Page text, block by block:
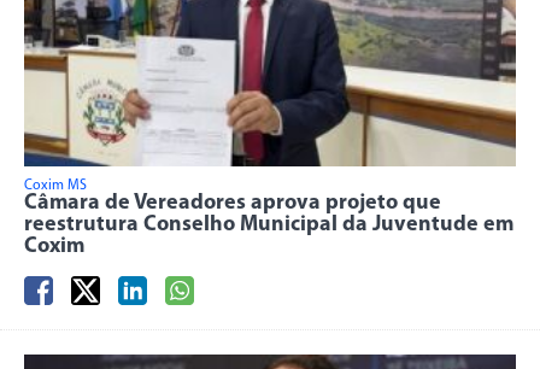
Coxim MS
Câmara de Vereadores aprova projeto que
reestrutura Conselho Municipal da Juventude em
Coxim